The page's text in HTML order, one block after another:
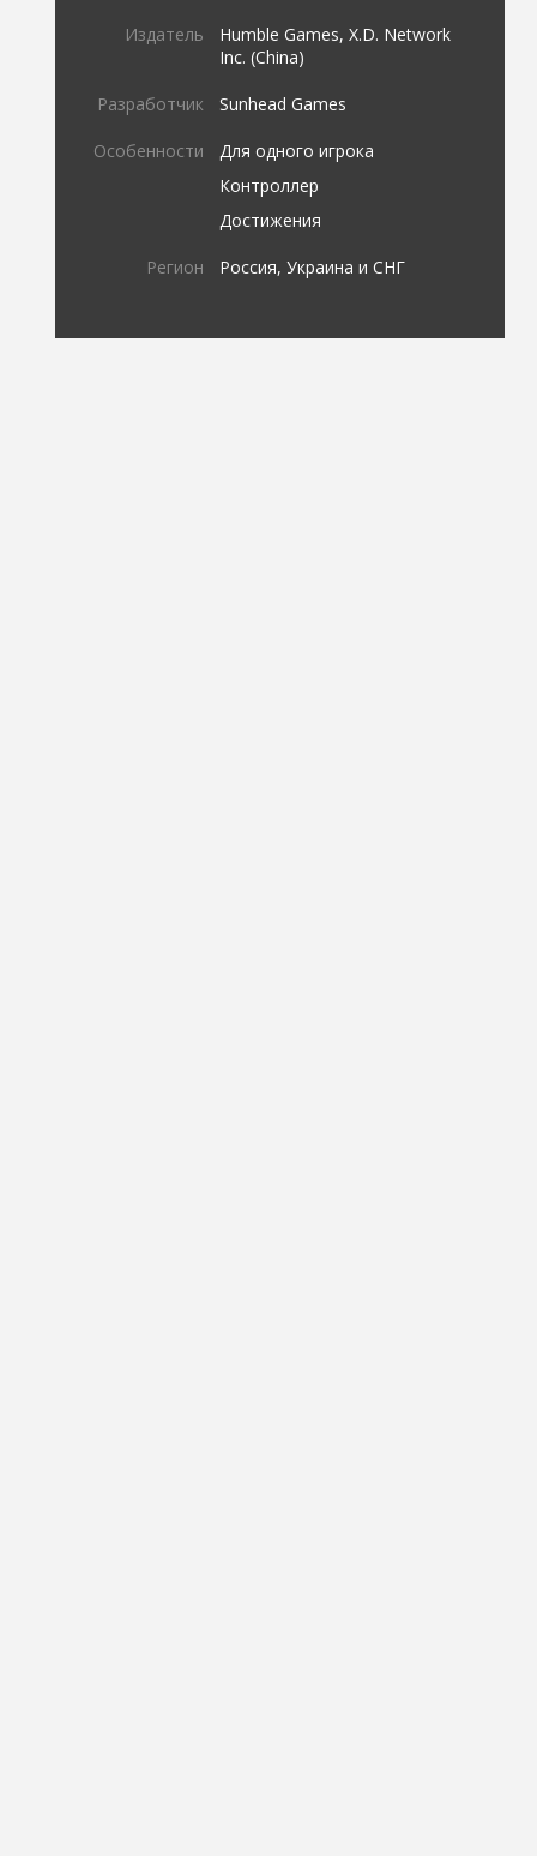
Издатель
Humble Games, X.D. Network
Inc. (China)
Разработчик Sunhead Games
Особенности
Для одного игрока
Контроллер
Достижения
Регион Россия, Украина и СНГ